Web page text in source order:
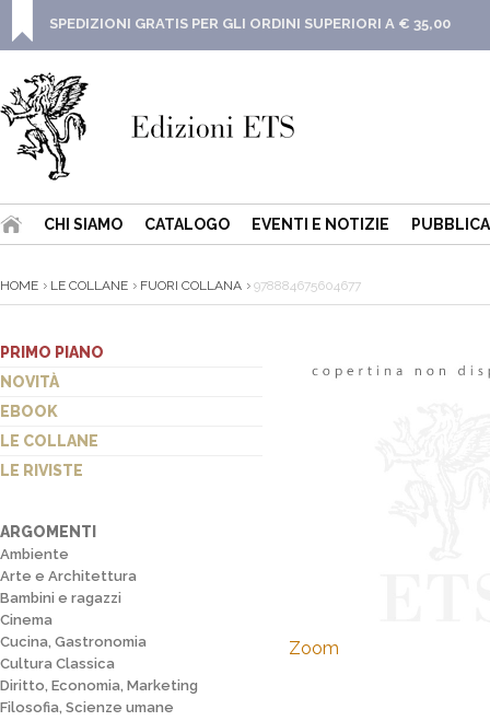
SPEDIZIONI GRATIS PER GLI ORDINI SUPERIORI A € 35,00
CHI SIAMO CATALOGO EVENTI E NOTIZIE
HOME LE COLLANE FUORI COLLANA 978884675604677
PRIMO PIANO
NOVITÀ
EBOOK
LE COLLANE
LE RIVISTE
ARGOMENTI
Ambiente
Arte e Architettura
Bambini e ragazzi
Cinema
Cucina, Gastronomia
Cultura Classica
Diritto, Economia, Marketing
Filosofia, Scienze umane
Zoom